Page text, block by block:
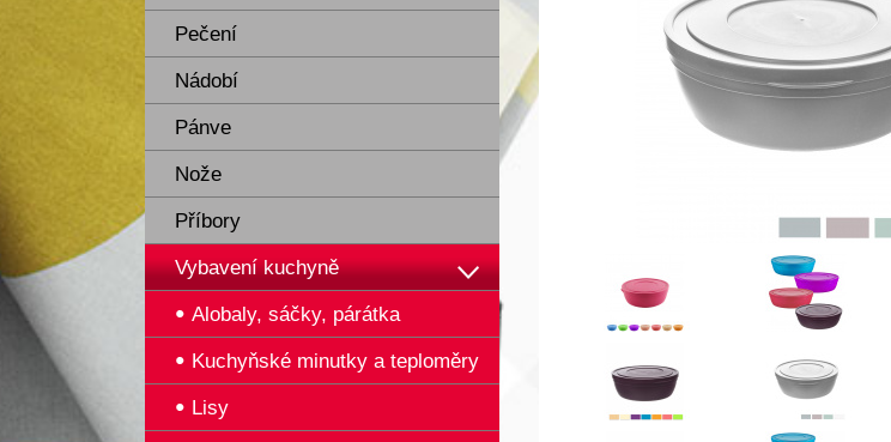
Pečení
Nádobí
Pánve
Nože
Příbory
Vybavení kuchyně
Alobaly, sáčky, párátka
Kuchyňské minutky a teploměry
Lisy